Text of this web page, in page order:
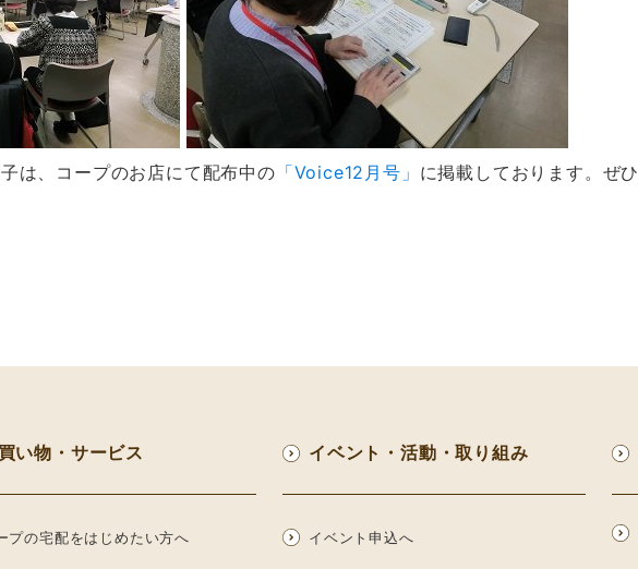
は、コープのお店にて配布中の 「Voice12月号」 に掲載しております。ぜ
い物・サービス
プの宅配をはじめたい方へ
イベント・活動・取り組み
イベント申込へ